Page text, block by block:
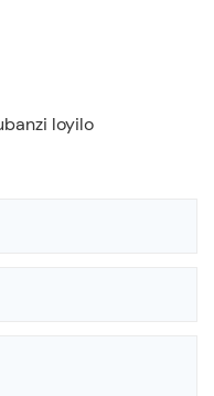
loyilo